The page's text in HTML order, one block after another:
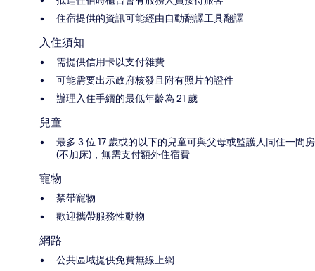
住宿提供的資訊可能經由自動翻譯工具翻譯
入住須知
需提供信用卡以支付雜費
可能需要出示政府核發且附有照片的證件
辦理入住手續的最低年齡為 21 歲
兒童
最多 3 位 17 歲或的以下的兒童可與父母或監護人同住一間房
(不加床)，無需支付額外住宿費
寵物
禁帶寵物
歡迎攜帶服務性動物
網路
公共區域提供免費無線上網